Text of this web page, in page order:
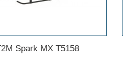
Spark MX T5158